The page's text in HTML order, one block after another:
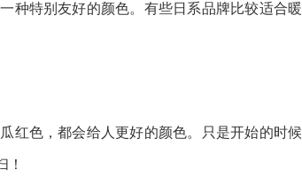
种特别友好的颜色。有些日系品牌比较适合暖
红色，都会给人更好的颜色。只是开始的时候
！